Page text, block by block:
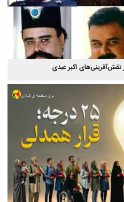
نقش‌آفرینی‌های اکبر عبدی